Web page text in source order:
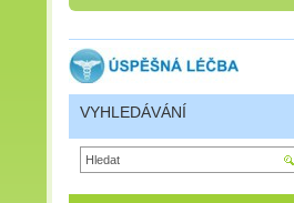
VYHLEDÁVÁNÍ